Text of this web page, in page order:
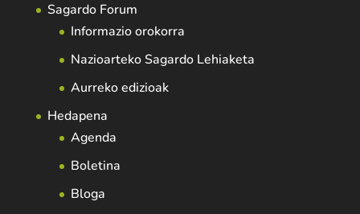
Sagardo Forum
Informazio orokorra
Nazioarteko Sagardo Lehiaketa
Aurreko edizioak
Hedapena
Agenda
Boletina
Bloga